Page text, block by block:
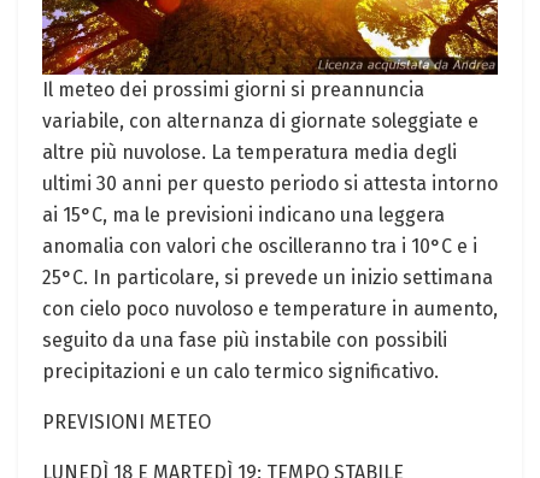
Il meteo dei prossimi giorni si preannuncia
variabile, con alternanza di giornate soleggiate e
altre più nuvolose. La temperatura media degli
ultimi 30 anni per questo periodo si attesta intorno
ai 15°C, ma le previsioni indicano una leggera
anomalia con valori che oscilleranno tra i 10°C e i
25°C. In particolare, si prevede un inizio settimana
con cielo poco nuvoloso e temperature in aumento,
seguito da una fase più instabile con possibili
precipitazioni e un calo termico significativo.
PREVISIONI METEO
LUNEDÌ 18 E MARTEDÌ 19: TEMPO STABILE